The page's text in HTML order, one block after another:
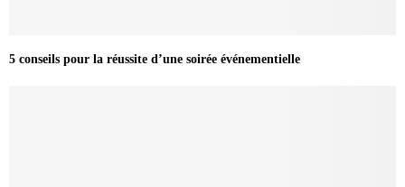
5 conseils pour la réussite d’une soirée événementielle